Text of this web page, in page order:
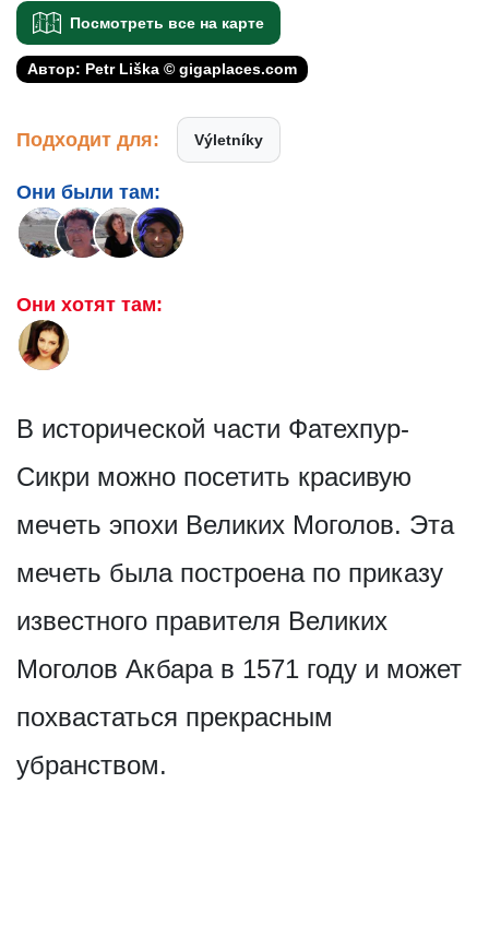
Посмотреть все на карте
Автор: Petr Liška © gigaplaces.com
Подходит для: Výletníky
Они были там:
Они хотят там:
В исторической части Фатехпур-
Сикри можно посетить красивую
мечеть эпохи Великих Моголов. Эта
мечеть была построена по приказу
известного правителя Великих
Моголов Акбара в 1571 году и может
похвастаться прекрасным
убранством.